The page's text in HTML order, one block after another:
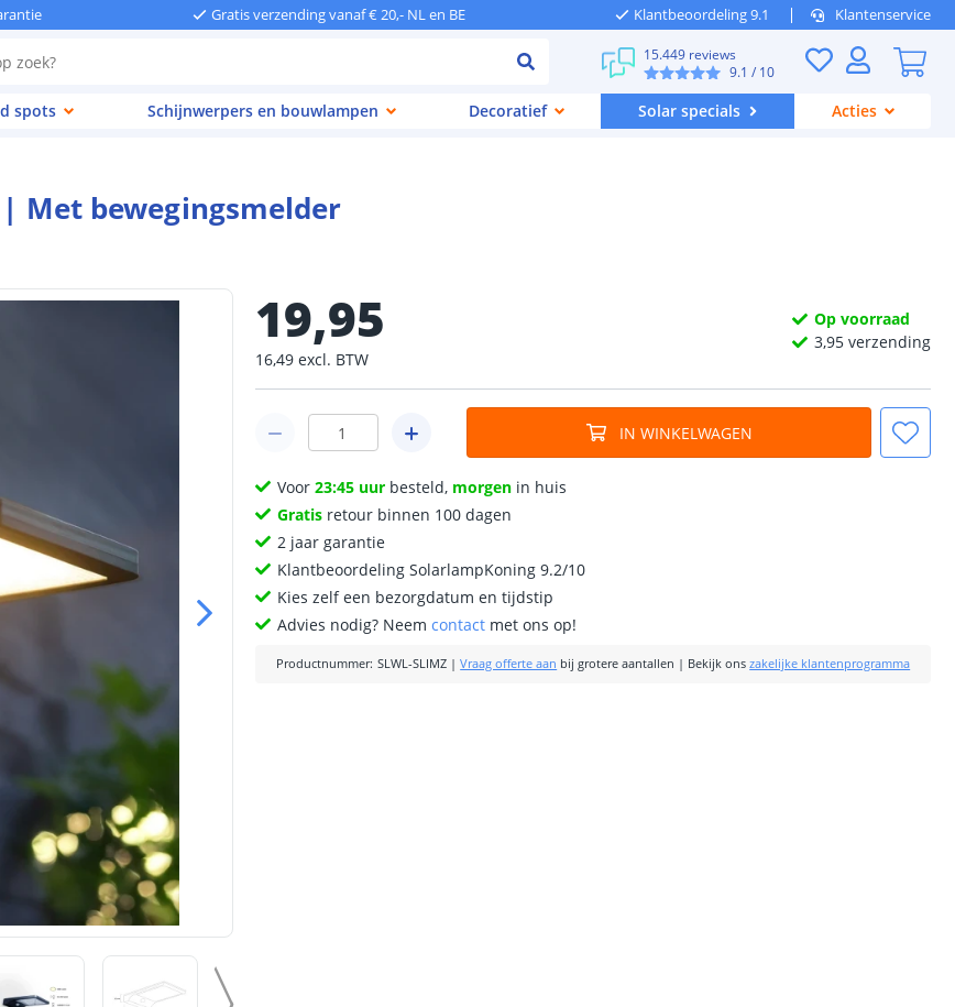
Gratis verzending vanaf € 20,- NL en BE Klantbeoordeling 9.1 Klantenservice
15.449 reviews
9.1 / 10
spots Schijnwerpers en bouwlampen Decoratief Solar specials Acties
Met bewegingsmelder
19,95
16,49 excl. BTW
Op voorraad
3,95 verzending
IN WINKELWAGEN
Voor23:45 uur besteld, morgen in huis
Gratis retour binnen 100 dagen
2 jaar garantie
Klantbeoordeling SolarlampKoning 9.2/10
Kies zelf een bezorgdatum en tijdstip
Advies nodig? Neemcontact met ons op!
Productnummer: SLWL-SLIMZ |Vraag offerte aan bij grotere aantallen | Bekijk ons zakelijke klantenprogramma